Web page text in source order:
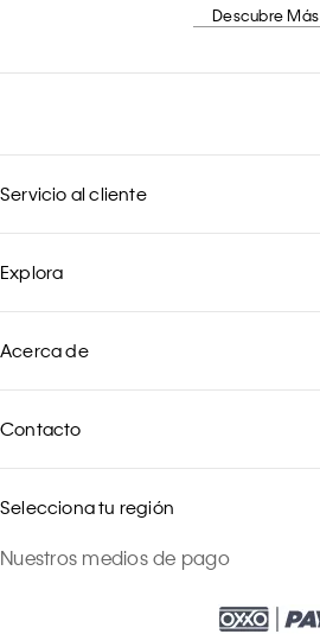
Descubre Más
Servicio al cliente
Explora
Acerca de
Contacto
Selecciona tu región
Nuestros medios de pago